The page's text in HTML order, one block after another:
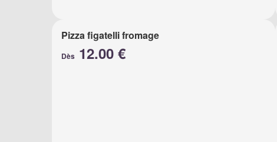
Pizza figatelli fromage
Dès 12.00 €